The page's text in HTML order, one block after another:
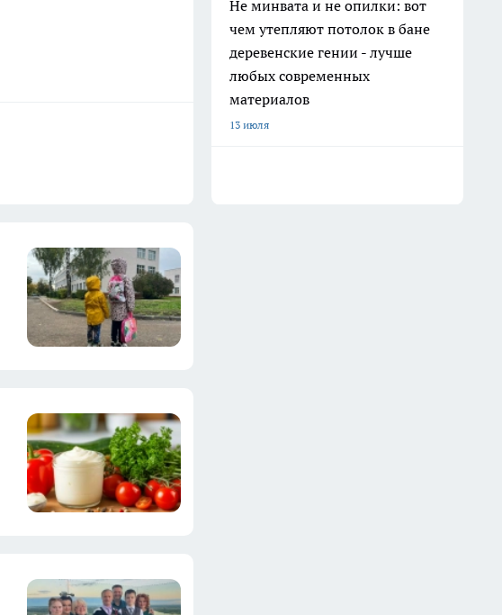
Не минвата и не опилки: вот
чем утепляют потолок в бане
деревенские гении - лучше
любых современных
материалов
13 июля